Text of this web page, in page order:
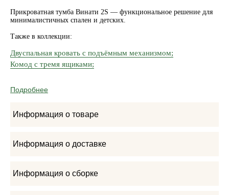
Прикроватная тумба Винати 2S — функциональное решение для
минималистичных спален и детских.
Также в коллекции:
Двуспальная кровать с подъёмным механизмом;
Комод с тремя ящиками;
Подробнее
Информация о товаре
Информация о доставке
Информация о сборке